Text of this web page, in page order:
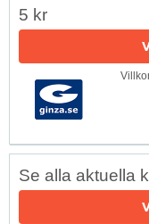
5 kr
Se alla aktuella